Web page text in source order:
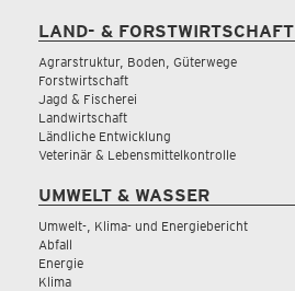
LAND- & FORSTWIRTSCHAFT
Agrarstruktur, Boden, Güterwege
Forstwirtschaft
Jagd & Fischerei
Landwirtschaft
Ländliche Entwicklung
Veterinär & Lebensmittelkontrolle
UMWELT & WASSER
Umwelt-, Klima- und Energiebericht
Abfall
Energie
Klima